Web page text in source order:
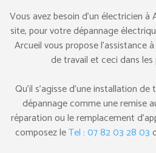
Vous avez besoin d’un électricien
site, pour votre dépannage
Arcueil vous propose l’assistance
de travail et ceci dans les
Qu’il s’agisse d’une installation
dépannage comme une remise
réparation ou le remplacement
composez leTel : 07 82 03 28 03